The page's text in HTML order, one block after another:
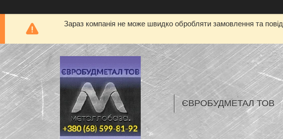
Зараз компанія не може швидко обробляти замовлення та
ЄВРОБУДМЕТАЛ ТОВ